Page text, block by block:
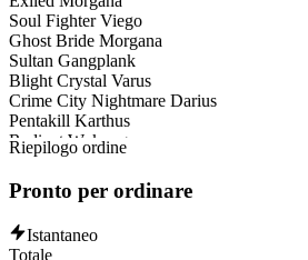
Dr. Mundo
Yunara
Sona
Kassadin
Irelia
Janna
Gangplank
Corki
Karma
Taric
Veigar
Trundle
Soul Fighter Viego
Ghost Bride Morgana
Sultan Gangplank
Blight Crystal Varus
Crime City Nightmare Darius
Pentakill Karthus
Radiant Wukong
Three Honors Malzahar
Grey Warwick
Worlds 2016 Zed
Royal Shaco
Tundra Hunter Warwick
Riepilogo ordine
Pronto per ordinare
Istantaneo
Totale